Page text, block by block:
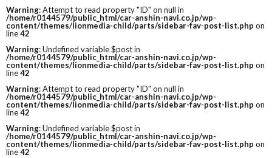
Warning: Attempt to read property "ID" on null in
/home/r0144579/public_html/car-anshin-navi.co.jp/wp-
content/themes/lionmedia-child/parts/sidebar-fav-post-list.php on
line42
Warning: Undefined variable $post in
/home/r0144579/public_html/car-anshin-navi.co.jp/wp-
content/themes/lionmedia-child/parts/sidebar-fav-post-list.php on
line42
Warning: Attempt to read property "ID" on null in
/home/r0144579/public_html/car-anshin-navi.co.jp/wp-
content/themes/lionmedia-child/parts/sidebar-fav-post-list.php on
line42
Warning: Undefined variable $post in
/home/r0144579/public_html/car-anshin-navi.co.jp/wp-
content/themes/lionmedia-child/parts/sidebar-fav-post-list.php on
line42